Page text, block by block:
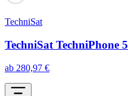
TechniSat
TechniSat TechniPhone 5
ab 280,97 €